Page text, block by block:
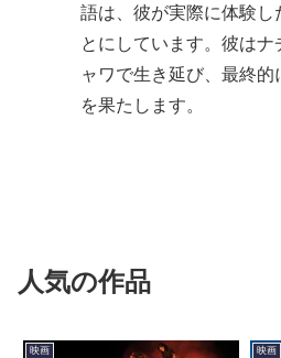
語は、彼が実際に体験し
とにしています。彼は
ャワで生き延び、最終
を果たします。
人気の作品
映画 映画